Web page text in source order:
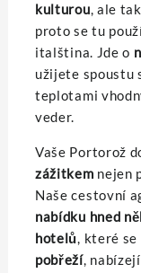
kulturou, ale
proto se tu
italština. Jde o
užijete spoustu
teplotami
veder.
Vaše Portorož
zážitkem nejen
Naše cestovní
nabídku hned
hotelů, které
pobřeží,